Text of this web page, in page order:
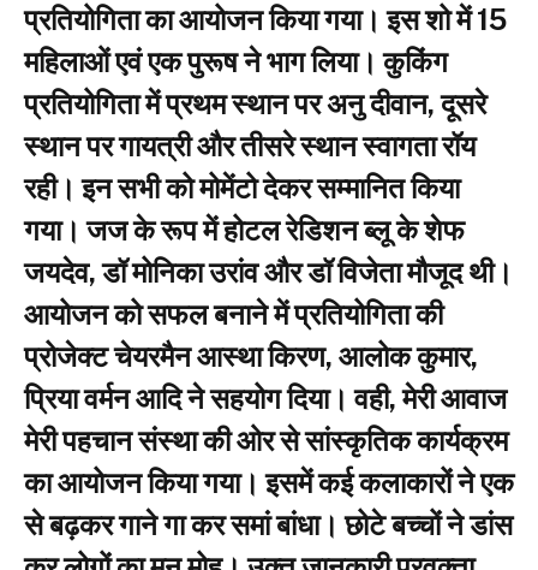
प्रतियोगिता का आयोजन किया गया। इस शो में 15
महिलाओं एवं एक पुरूष ने भाग लिया। कुकिंग
प्रतियोगिता में प्रथम स्थान पर अनु दीवान, दूसरे
स्थान पर गायत्री और तीसरे स्थान स्वागता रॉय
रही। इन सभी को मोमेंटो देकर सम्मानित किया
गया। जज के रूप में होटल रेडिशन ब्लू के शेफ
जयदेव, डॉ मोनिका उरांव और डॉ विजेता मौजूद थी।
आयोजन को सफल बनाने में प्रतियोगिता की
प्रोजेक्ट चेयरमैन आस्था किरण, आलोक कुमार,
प्रिया वर्मन आदि ने सहयोग दिया। वही, मेरी आवाज
मेरी पहचान संस्था की ओर से सांस्कृतिक कार्यक्रम
का आयोजन किया गया। इसमें कई कलाकारों ने एक
से बढ़कर गाने गा कर समां बांधा। छोटे बच्चों ने डांस